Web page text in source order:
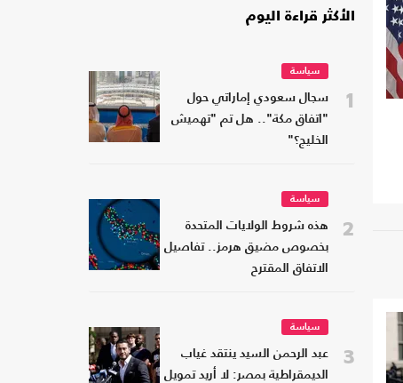
الأكثر قراءة اليوم
1
سياسة
سجال سعودي إماراتي حول
"اتفاق مكة".. هل تم "تهميش
الخليج؟"
2
سياسة
هذه شروط الولايات المتحدة
بخصوص مضيق هرمز.. تفاصيل
الاتفاق المقترح
3
سياسة
عبد الرحمن السيد ينتقد غياب
الديمقراطية بمصر: لا أريد تمويل